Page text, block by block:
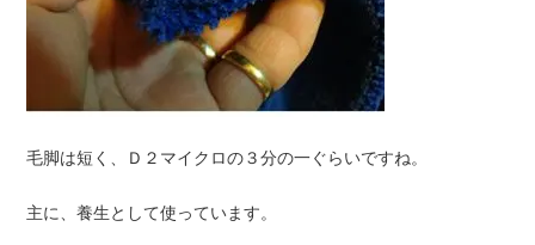
毛脚は短く、Ｄ２マイクロの３分の一ぐらいですね。
主に、養生として使っています。